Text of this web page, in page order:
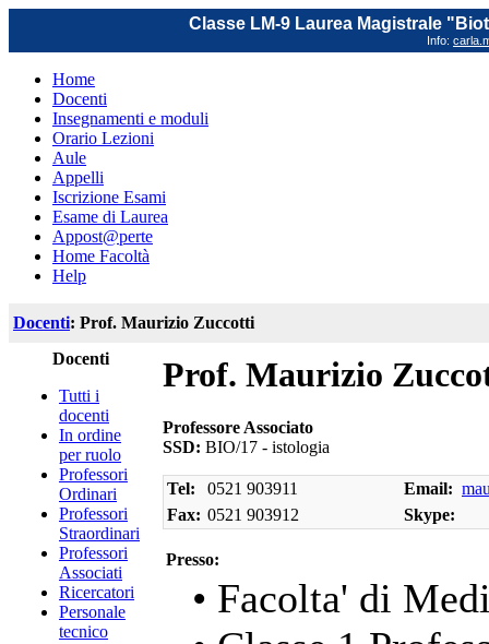
Classe LM-9 Laurea Magistrale
Info:
Home
Docenti
Insegnamenti e moduli
Orario Lezioni
Aule
Appelli
Iscrizione Esami
Esame di Laurea
Appost@perte
Home Facoltà
Help
Docenti: Prof. Maurizio Zuccotti
Docenti
Tutti i
docenti
In ordine
per ruolo
Professori
Ordinari
Professori
Straordinari
Professori
Associati
Ricercatori
Personale
tecnico
Prof. Maurizio
Professore Associato
SSD: BIO/17 - istologia
Tel: 0521 903911 Email:
Fax: 0521 903912 Skype:
Presso:
• Facolta' di